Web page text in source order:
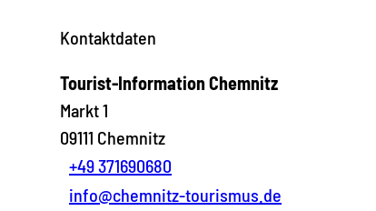
Kontaktdaten
Tourist-Information Chemnitz
Markt 1
09111 Chemnitz
+49 371690680
info@chemnitz-tourismus.de